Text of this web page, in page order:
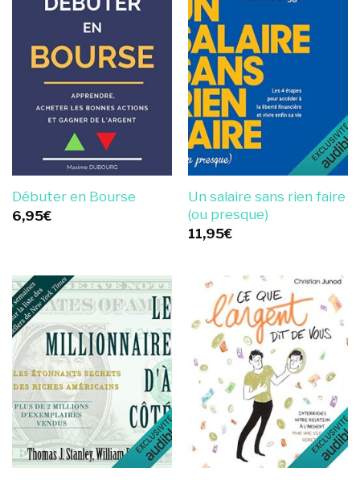
Débuter en Bourse
6,95€
Un salaire sans rien faire
(ou presque)
11,95€